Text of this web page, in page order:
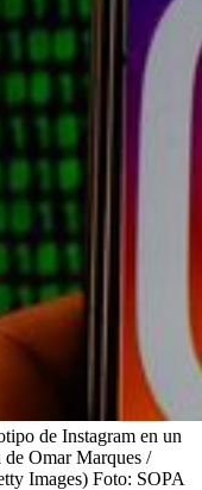
de Instagram en un
Omar Marques /
Images) Foto: SOPA